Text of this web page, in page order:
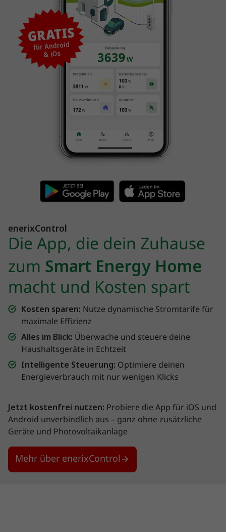
enerixControl
Die App, die dein Zuhause
zum Smart Energy Home
macht und Kosten spart
Kosten sparen: Nutze dynamische Stromtarife für
maximale Effizienz
Alles im Blick: Überwache und steuere deine
Haushaltsgeräte in Echtzeit
Intelligente Steuerung: Optimiere deinen
Energieverbrauch mit nur wenigen Klicks
Jetzt kostenfrei nutzen: Probiere die App für iOS und
Android unverbindlich aus – ganz ohne zusätzliche
Geräte und Photovoltaikanlage
Mehr über enerixControl